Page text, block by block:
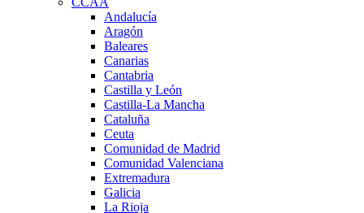
Andalucía
Aragón
Baleares
Canarias
Cantabria
Castilla y León
Castilla-La Mancha
Cataluña
Ceuta
Comunidad de Madrid
Comunidad Valenciana
Extremadura
Galicia
La Rioja